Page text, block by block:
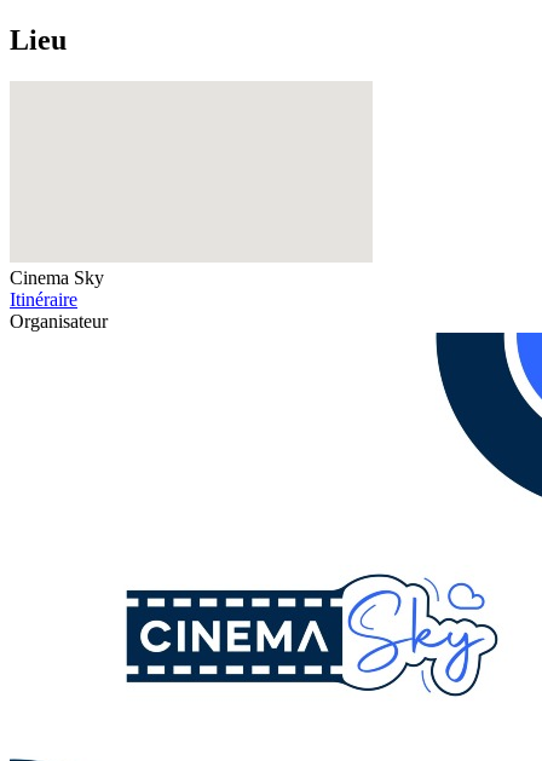
Lieu
Cinema Sky
Itinéraire
Organisateur